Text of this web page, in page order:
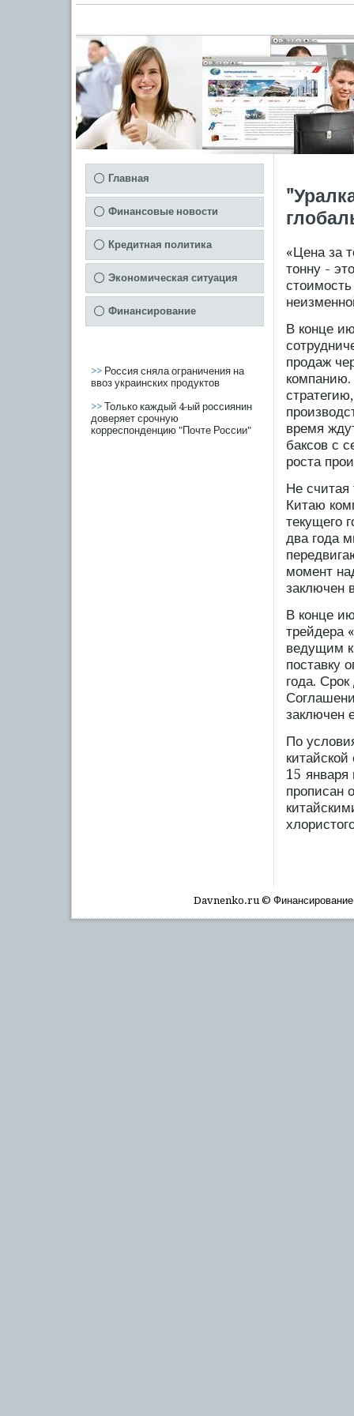
Главная
Финансовые новости
Кредитная политика
Экономическая ситуация
Финансирование
>> Россия сняла ограничения на
ввоз украинских продуктов
>> Только каждый 4-ый россиянин
доверяет срочную
корреспонденцию "Почте России"
«Цена за
тонну -
В конце
продаж
время
баксов с
роста
Не считая
Китаю
текущего
два года
момент
заключен
В конце
трейдера
ведущим
поставку
года.
заключен
По
15 января
прописан
Davnenko.ru © Финансирοвание,